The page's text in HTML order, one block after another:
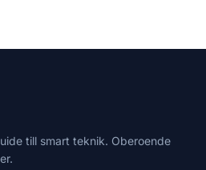
till smart teknik. Oberoende